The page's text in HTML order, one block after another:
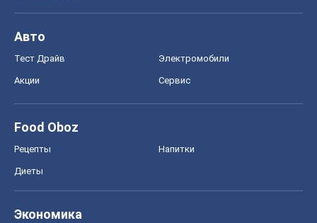
Авто
Тест Драйв Электромобили
Акции Сервис
Food Oboz
Рецепты Напитки
Диеты
Экономика